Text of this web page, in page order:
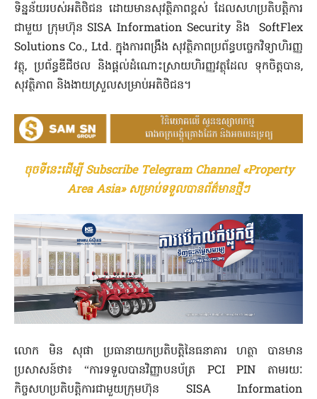
ទិន្នន័យរបស់អតិថិជន ដោយមានសុវត្ថិភាពខ្ពស់ ដែលសហប្រតិបត្តិការ
ជាមួយ ក្រុមហ៊ុន SISA Information Security និង SoftFlex
Solutions Co., Ltd. ក្នុងការពង្រឹង សុវត្ថិភាពប្រព័ន្ធបច្ចេកវិទ្យាហិរញ្ញ
វត្ថុ, ប្រព័ន្ធឌីជីថល និងផ្តល់ដំណោះស្រាយហិរញ្ញវត្ថុដែល ទុកចិត្តបាន,
សុវត្ថិភាព និងងាយស្រួលសម្រាប់អតិថិជន។
ចុចទីនេះដើម្បី Subscribe Telegram Channel «Property
Area Asia» សម្រាប់ទទួលបានព័ត៌មានថ្មីៗ
លោក មិន សុផា ប្រធានាយកប្រតិបត្តិនៃធនាគារ ហត្ថា បានមាន
ប្រសាសន៍ថា៖ “ការទទួលបានវិញ្ញាបនប័ត្រ PCI PIN តាមរយៈ
កិច្ចសហប្រតិបត្តិការជាមួយក្រុមហ៊ុន SISA Information